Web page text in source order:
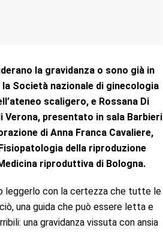
la gravidanza o sono già in
la Società nazionale di ginecologia
scaligero, e Rossana Di
Verona, presentato in sala Barbieri
di Anna Franca Cavaliere,
della riproduzione
riproduttiva di Bologna.
leggerlo con la certezza che tutte le
una guida che può essere letta e
una gravidanza vissuta con ansia